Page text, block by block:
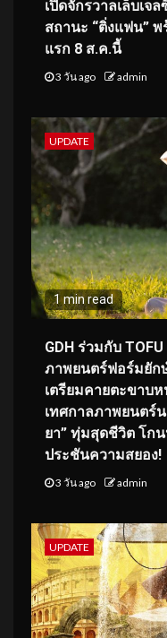
เปิดจักรวาลเล็บเจ
สถานะ “ติ่งแฟน”
แรก 8 ส.ค.นี้
3 วัน ago admin
UPDATE
1 min read
GDH ร่วมกับ
ภาพยนตร์ฟอร์มยัก
เตรียมคายตะขาบ
เทศกาลภาพยนตร์
ยา” ทุ่มสุดชีวิต โก
ประชันความสยอง!
3 วัน ago admin
UPDATE